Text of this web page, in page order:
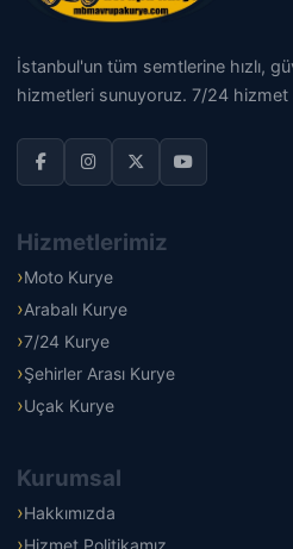
İstanbul'un tüm semtlerine hızlı,
hizmetleri sunuyoruz. 7/24 hizmet
Hizmetlerimiz
Moto Kurye
Arabalı Kurye
7/24 Kurye
Şehirler Arası Kurye
Uçak Kurye
Kurumsal
Hakkımızda